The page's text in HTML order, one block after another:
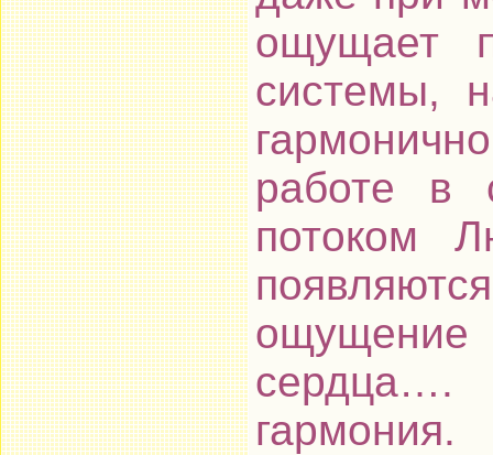
ощущает
системы,
работе в
потоком
сердца….
гармония.